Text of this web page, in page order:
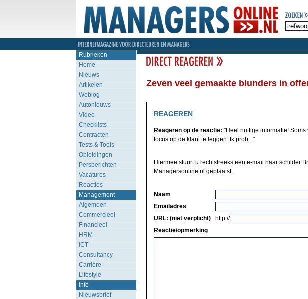
Rubrieken
Home
Nieuws
Artikelen
Weblog
Autonieuws
Video
Checklists
Contracten
Tests & Tools
Opleidingen
Persberichten
Vacatures
Reacties
Management
Algemeen
Commercieel
Financieel
HRM
ICT
Consultancy
Carrière
Lifestyle
Info
Nieuwsbrief
Zeven veel gemaakte blunders in
REAGEREN
Reageren op de reactie: "Heel nuttige informatie!
focus op de klant te leggen. Ik prob..."
Hiermee stuurt u rechtstreeks een e-mail naar schilder
Managersonline.nl geplaatst.
Naam
Emailadres
URL: (niet verplicht)
http://
Reactie/opmerking